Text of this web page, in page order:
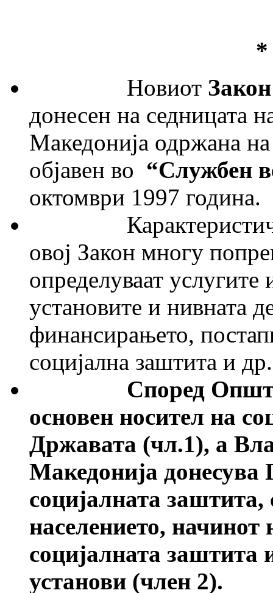
Новиот
донесен на седницата
Македонија одржана
објавен во “Службен
октомври 1997 година.
Карактеристично
овој Закон многу
определуваат
установите и нивната
финансирањето,
социјална заштита и др.
Според
основен носител на
Државата (чл.1), а
Македонија
социјалната
населението,
социјалната заштита
установи (член 2).